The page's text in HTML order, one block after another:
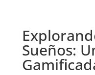
Sueños: